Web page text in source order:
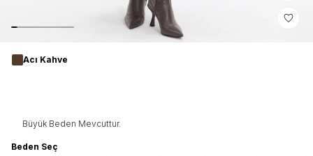
Acı Kahve
Büyük Beden Mevcuttur.
Beden Seç